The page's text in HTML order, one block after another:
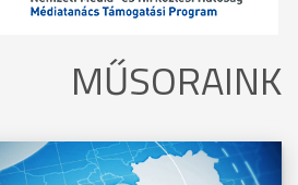
MŰSORAINK